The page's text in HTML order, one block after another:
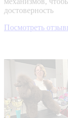
достоверность
Посмотреть